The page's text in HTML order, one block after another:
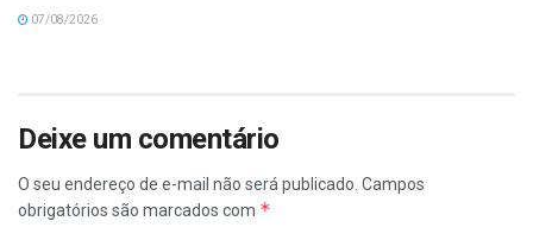
07/08/2026
Deixe um comentário
O seu endereço de e-mail não será publicado. Campos
obrigatórios são marcados com *